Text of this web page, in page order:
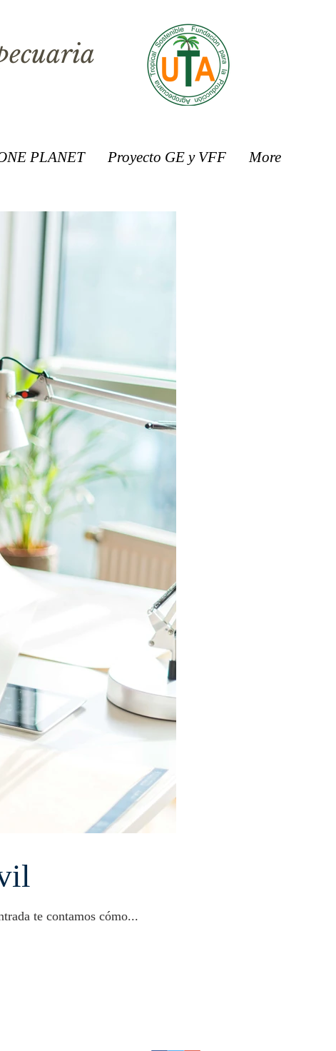
PLANET Proyecto GE y VFF More
fácil y cómodo administrar tu blog desde cualquier lugar. En esta entrada te contamos cómo...